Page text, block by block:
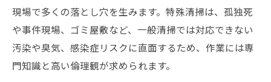
現場で多くの落とし穴を生みます。特殊清掃は、孤独死
や事件現場、ゴミ屋敷など、一般清掃では対応できない
汚染や臭気、感染症リスクに直面するため、作業には専
門知識と高い倫理観が求められます。